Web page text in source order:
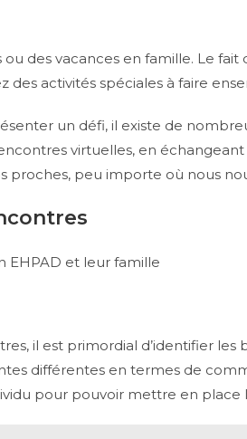
des vacances en famille. Le
activités spéciales à faire
un défi, il existe de
virtuelles, en
peu importe où nous
il est primordial d’identifier les
différentes en termes de
pour pouvoir mettre en place